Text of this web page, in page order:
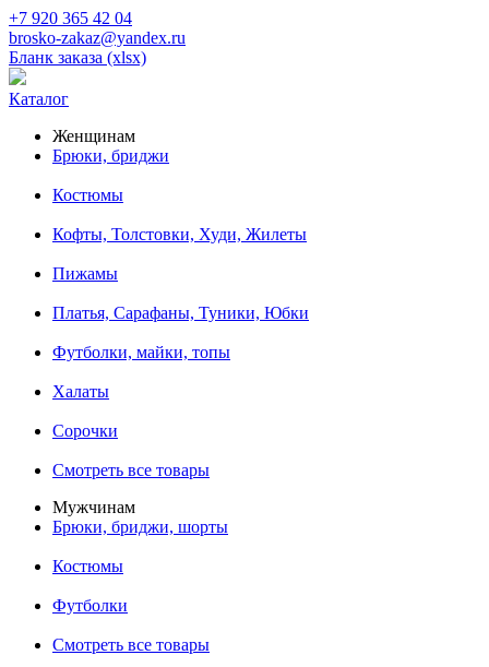
+7 920 365 42 04
brosko-zakaz@yandex.ru
Бланк заказа (xlsx)
Каталог
Женщинам
Брюки, бриджи
Костюмы
Кофты, Толстовки, Худи, Жилеты
Пижамы
Платья, Сарафаны, Туники, Юбки
Футболки, майки, топы
Халаты
Сорочки
Смотреть все товары
Мужчинам
Брюки, бриджи, шорты
Костюмы
Футболки
Смотреть все товары